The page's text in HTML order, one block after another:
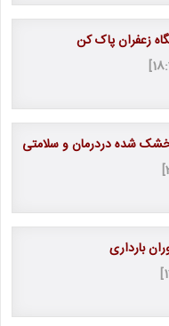
زعفران پاک کن